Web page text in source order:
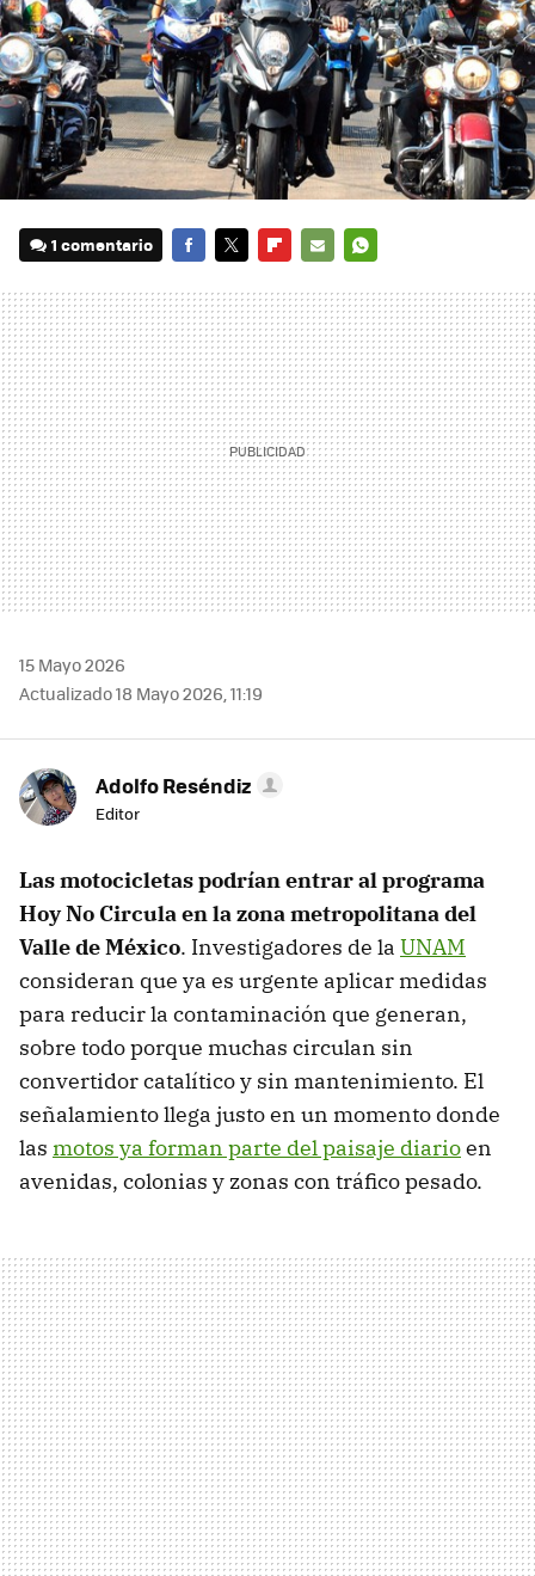
1 comentario
MAIL
15 Mayo 2026
Actualizado 18 Mayo 2026, 11:19
Adolfo Reséndiz
Editor
Las motocicletas podrían entrar al programa
Hoy No Circula en la zona metropolitana del
Valle de México. Investigadores de la UNAM
consideran que ya es urgente aplicar medidas
para reducir la contaminación que generan,
sobre todo porque muchas circulan sin
convertidor catalítico y sin mantenimiento. El
señalamiento llega justo en un momento donde
las motos ya forman parte del paisaje diarioen
avenidas, colonias y zonas con tráfico pesado.